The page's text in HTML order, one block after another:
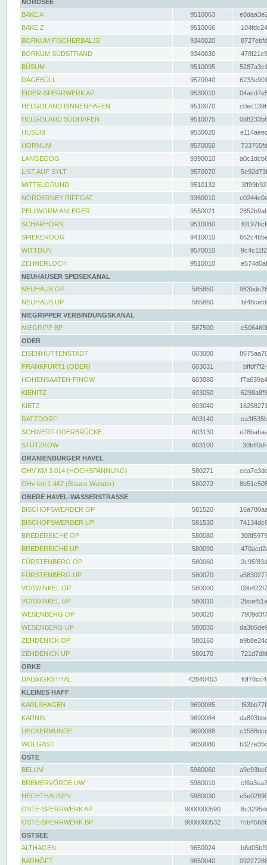
NORDSEE
BAKE A
9510063
BAKE Z
9510066
BORKUM FISCHERBALJE
9340020
BORKUM SÜDSTRAND
9340030
BÜSUM
9510095
DAGEBÜLL
9570040
EIDER-SPERRWERK AP
9530010
HELGOLAND BINNENHAFEN
9510070
HELGOLAND SÜDHAFEN
9510075
HUSUM
9530020
HÖRNUM
9570050
LANGEOOG
9390010
LIST AUF SYLT
9570070
MITTELGRUND
9510132
NORDERNEY RIFFGAT
9360010
PELLWORM ANLEGER
9550021
SCHARHÖRN
9510060
SPIEKEROOG
9410010
WITTDÜN
9570010
ZEHNERLOCH
9510010
NEUHAUSER SPEISEKANAL
NEUHAUS OP
585850
NEUHAUS UP
585860
NIEGRIPPER VERBINDUNGSKANAL
NIEGRIPP BP
587500
ODER
EISENHÜTTENSTADT
603000
FRANKFURT1 (ODER)
603031
HOHENSAATEN-FINOW
603080
KIENITZ
603050
KIETZ
603040
RATZDORF
603140
SCHWEDT-ODERBRÜCKE
603130
STÜTZKOW
603100
ORANIENBURGER HAVEL
OHV KM 3.014 (HOCHSPANNUNG)
580271
OHv km 1.467 (Blaues Wunder)
580272
OBERE HAVEL-WASSERSTRASSE
BISCHOFSWERDER OP
581520
BISCHOFSWERDER UP
581530
BREDEREICHE OP
580080
BREDEREICHE UP
580090
FÜRSTENBERG OP
580060
FÜRSTENBERG UP
580070
VOßWINKEL OP
580000
VOßWINKEL UP
580010
WESENBERG OP
580020
WESENBERG UP
580030
ZEHDENICK OP
580160
ZEHDENICK UP
580170
ORKE
DALWIGKSTHAL
42840453
KLEINES HAFF
KARLSHAGEN
9690085
KARNIN
9690084
UECKERMÜNDE
9690088
WOLGAST
9650080
OSTE
BELUM
5980060
BREMERVÖRDE UW
5980010
HECHTHAUSEN
5980030
OSTE-SPERRWERK AP
9000000590
OSTE-SPERRWERK BP
9000000532
OSTSEE
ALTHAGEN
9650024
BARHÖFT
9650040